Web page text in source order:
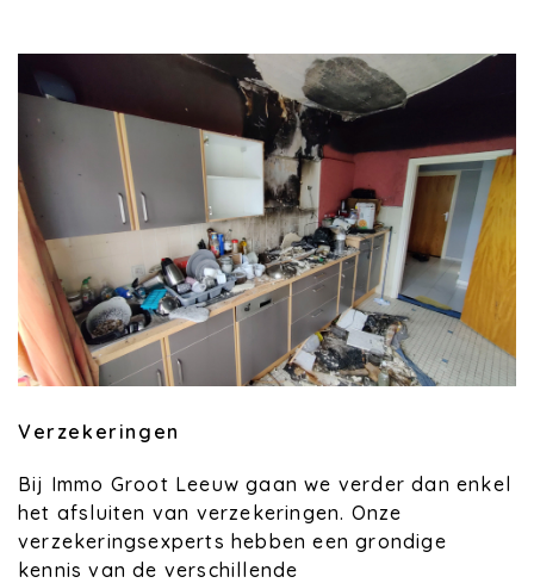
Verzekeringen
Bij Immo Groot Leeuw gaan we verder dan enkel
het afsluiten van verzekeringen. Onze
verzekeringsexperts hebben een grondige
kennis van de verschillende